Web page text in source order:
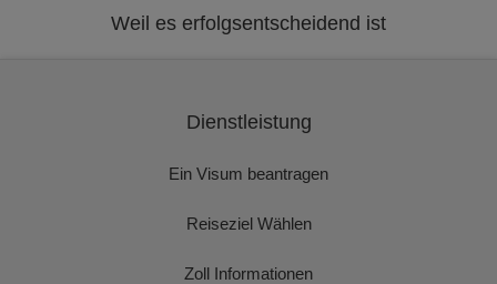
Weil es erfolgsentscheidend ist
Dienstleistung
Ein Visum beantragen
Reiseziel Wählen
Zoll Informationen